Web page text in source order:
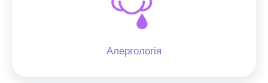
Алергологія